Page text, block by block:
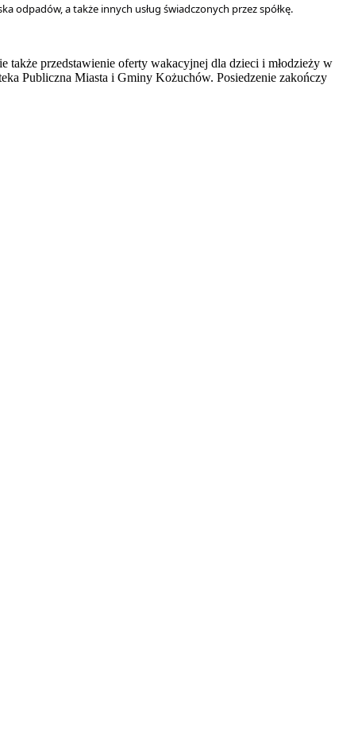
odpadów, a także innych usług świadczonych przez spółkę.
także przedstawienie oferty wakacyjnej dla dzieci i młodzieży w
Publiczna Miasta i Gminy Kożuchów. Posiedzenie zakończy